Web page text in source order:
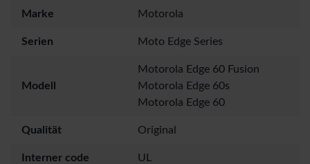
Marke Motorola
Serien Moto Edge Series
Modell
Motorola Edge 60 Fusion
Motorola Edge 60s
Motorola Edge 60
Qualität Original
Interner code UL